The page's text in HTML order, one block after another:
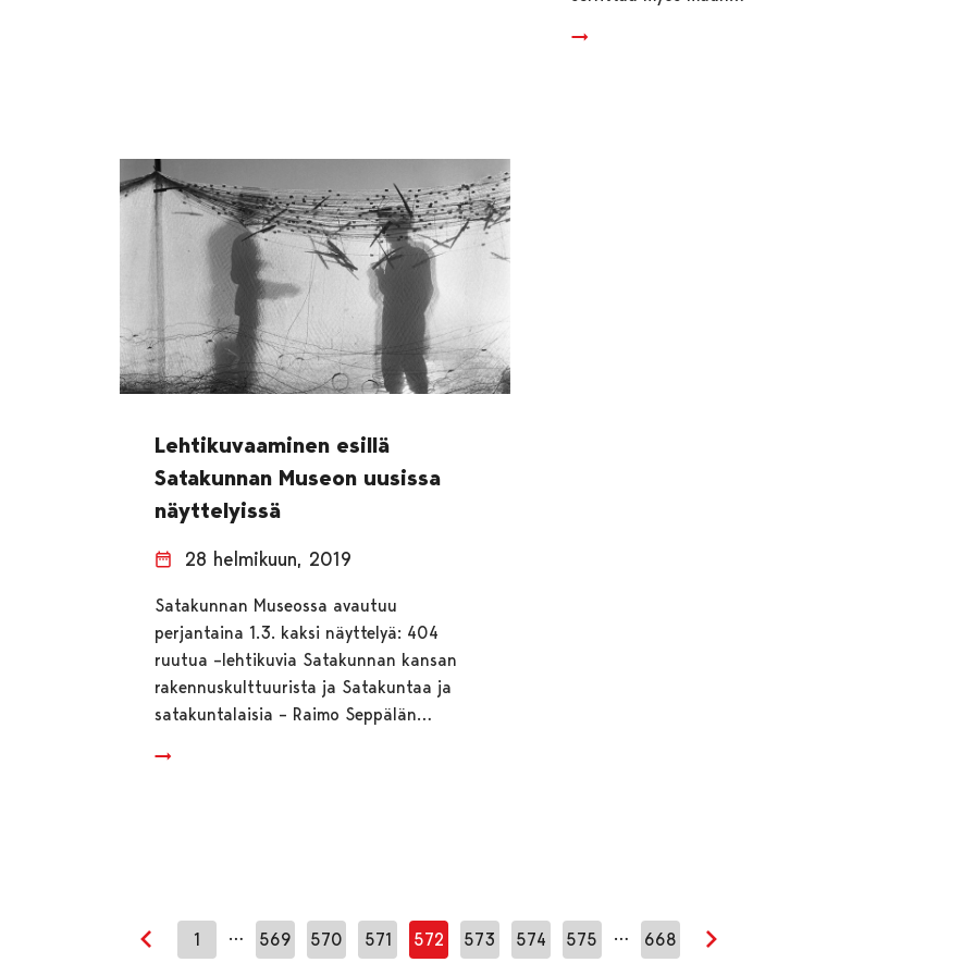
Lehtikuvaaminen esillä
Satakunnan Museon uusissa
näyttelyissä
28 helmikuun, 2019
Satakunnan Museossa avautuu
perjantaina 1.3. kaksi näyttelyä: 404
ruutua –lehtikuvia Satakunnan kansan
rakennuskulttuurista ja Satakuntaa ja
satakuntalaisia – Raimo Seppälän…
Edellinen sivu
1 … 569 570 571 572 573 574 575 … 668